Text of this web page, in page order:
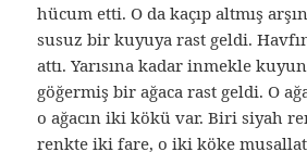
hücum etti. O da kaçıp altmış
susuz bir kuyuya rast geldi.
attı. Yarısına kadar inmekle
göğermiş bir ağaca rast geldi. O
o ağacın iki kökü var. Biri siyah
renkte iki fare, o iki köke